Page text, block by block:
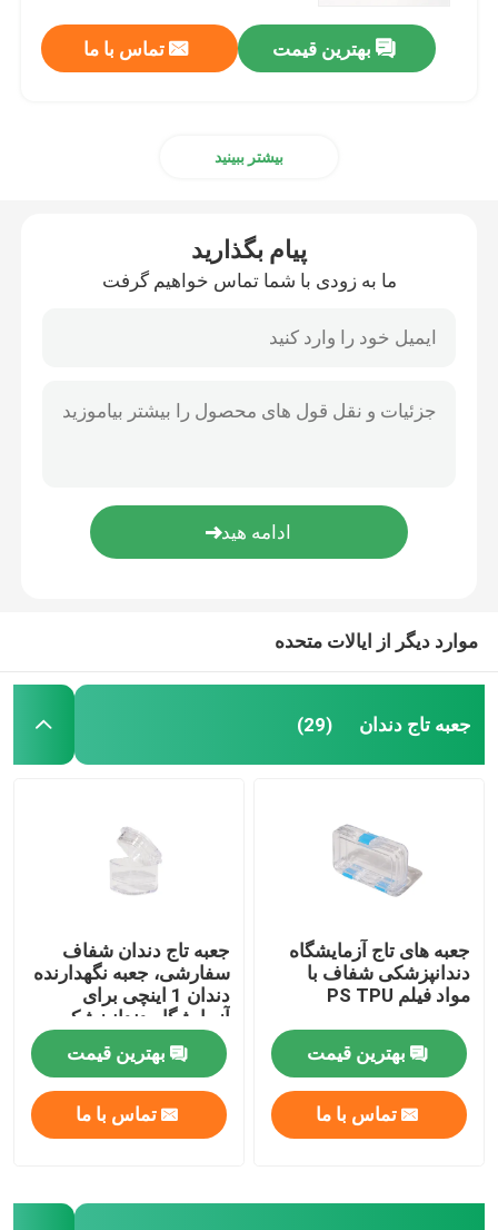
بهترین قیمت تماس با ما
بیشتر ببینید
پیام بگذارید
ما به زودی با شما تماس خواهیم گرفت
موارد دیگر از ایالات متحده
جعبه تاج دندان (29)
جعبه های تاج آزمایشگاه
دندانپزشکی شفاف با
مواد فیلم PS TPU
بهترین قیمت
تماس با ما
جعبه تاج دندان شفاف
سفارشی، جعبه نگهدارنده
دندان 1 اینچی برای
آزمایشگاه دندانپزشکی
بهترین قیمت
تماس با ما